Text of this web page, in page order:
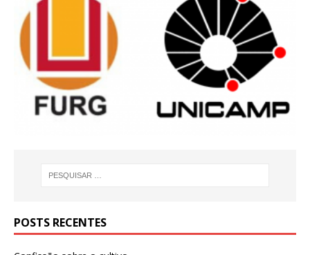
POSTS RECENTES